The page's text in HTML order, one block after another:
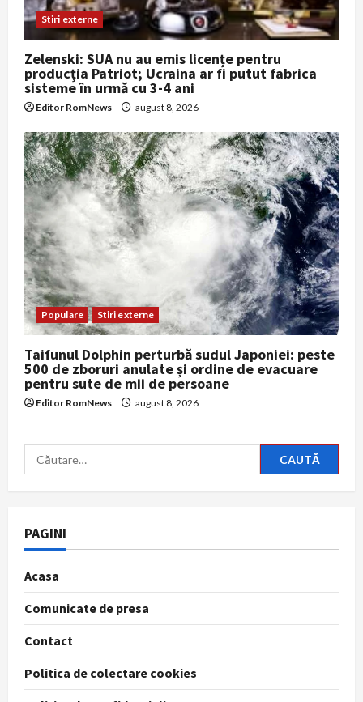
Stiri externe
Zelenski: SUA nu au emis licențe pentru
producția Patriot; Ucraina ar fi putut fabrica
sisteme în urmă cu 3-4 ani
Editor RomNews august 8, 2026
Populare Stiri externe
Taifunul Dolphin perturbă sudul Japoniei: peste
500 de zboruri anulate și ordine de evacuare
pentru sute de mii de persoane
Editor RomNews august 8, 2026
Caută
după:
PAGINI
Acasa
Comunicate de presa
Contact
Politica de colectare cookies